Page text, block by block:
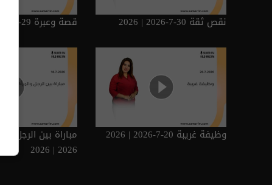
نقص ثقة 30-7-2026 | 2026 قصة وعبرة 29-7-2026 | 2026
وظيفة غريبة 20-7-2026 | 2026
2026 | 2026